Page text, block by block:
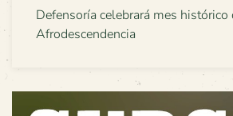
Defensoría celebrará mes histórico
Afrodescendencia